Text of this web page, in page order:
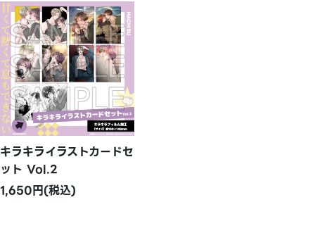
キラキライラストカードセ
ット Vol.2
1,650円(税込)